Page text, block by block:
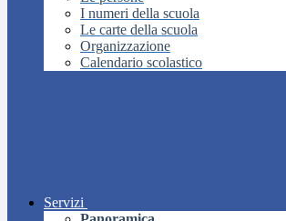
I numeri della scuola
Le carte della scuola
Organizzazione
Calendario scolastico
Servizi